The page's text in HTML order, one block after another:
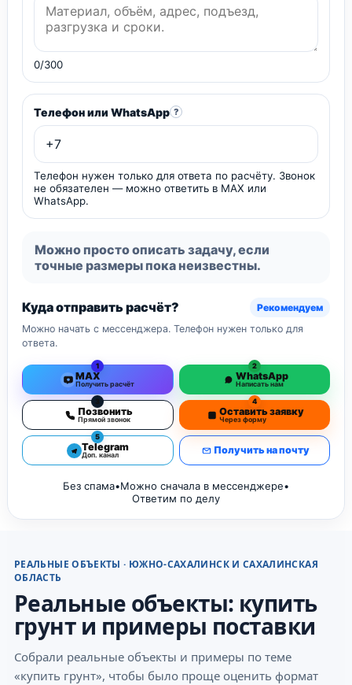
0/300
Телефон или WhatsApp ?
Телефон нужен только для ответа по расчёту. Звонок
не обязателен — можно ответить в MAX или
WhatsApp.
Можно просто описать задачу, если
точные размеры пока неизвестны.
Куда отправить расчёт?
Рекомендуем
Можно начать с мессенджера. Телефон нужен только для
ответа.
1
MAX
Получить расчёт
2
WhatsApp
Написать нам
3
Позвонить
Прямой звонок
4
Оставить заявку
Через форму
5
Telegram
Доп. канал Получить на почту
Без спама•Можно сначала в мессенджере•
Ответим по делу
РЕАЛЬНЫЕ ОБЪЕКТЫ · ЮЖНО-САХАЛИНСК И САХАЛИНСКАЯ
ОБЛАСТЬ
Реальные объекты: купить
грунт и примеры поставки
Собрали реальные объекты и примеры по теме
«купить грунт», чтобы было проще оценить формат